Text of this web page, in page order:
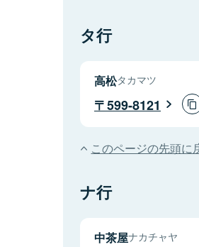
タ行
高松タカマツ
599-8121
このページの先頭に
ナ行
中茶屋ナカチャヤ